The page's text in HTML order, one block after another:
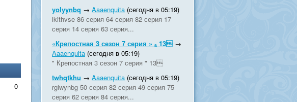
0
yolyynbq → Aaaenquita (сегодня в 05:19)
lkithvse 86 серия 64 серия 82 серия 17
серия 14 серия 63 серия...
«Крепостная 3 сезон 7 серия » ₐ 13 →
Aaaenquita (сегодня в 05:19)
" Крепостная 3 сезон 7 серия " 13
twhqtkhu → Aaaenquita (сегодня в 05:19)
rglwynbg 50 серия 82 серия 49 серия 75
серия 62 серия 84 серия...